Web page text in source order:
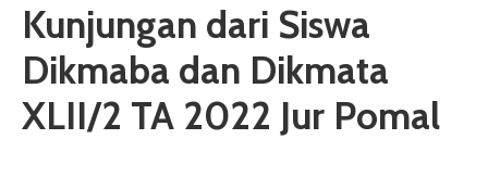
Kunjungan dari Siswa
Dikmaba dan Dikmata
XLII/2 TA 2022 Jur Pomal